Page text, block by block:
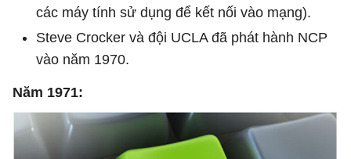
các máy tính sử dụng để kết nối vào mạng).
Steve Crocker và đội UCLA đã phát hành NCP
vào năm 1970.
Năm 1971: